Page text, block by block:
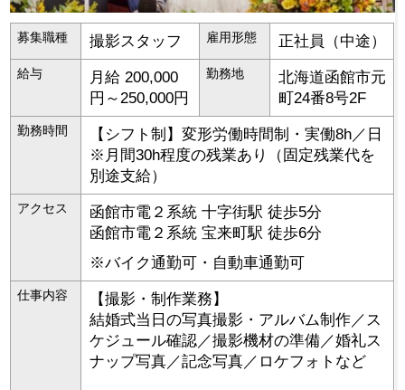
募集職種 撮影スタッフ 雇用形態 正社員（中途）
給与
月給 200,000
円～250,000円
勤務地 北海道函館市元
町24番8号2F
勤務時間
【シフト制】変形労働時間制・実働8h／日
※月間30h程度の残業あり（固定残業代を
別途支給）
アクセス
函館市電２系統 十字街駅 徒歩5分
函館市電２系統 宝来町駅 徒歩6分
※バイク通勤可・自動車通勤可
仕事内容
【撮影・制作業務】
結婚式当日の写真撮影・アルバム制作／ス
ケジュール確認／撮影機材の準備／婚礼ス
ナップ写真／記念写真／ロケフォトなど